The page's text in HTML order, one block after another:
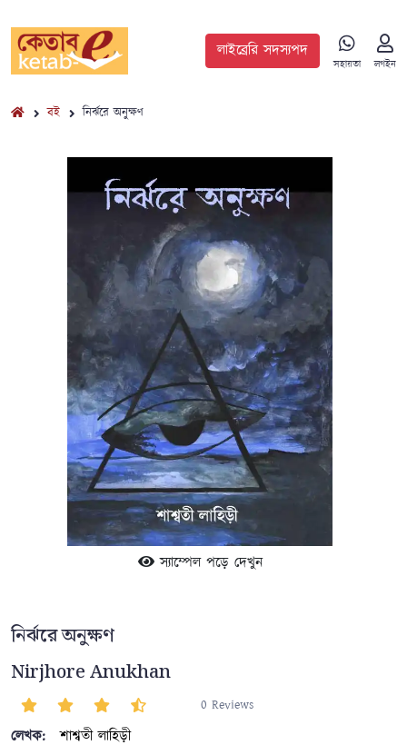
লাইব্রেরি সদস্যপদ
সহায়তা লগইন
বই নির্ঝরে অনুক্ষণ
স্যাম্পেল পড়ে দেখুন
নির্ঝরে অনুক্ষণ
Nirjhore Anukhan
0 Reviews
লেখক:
শাশ্বতী লাহিড়ী